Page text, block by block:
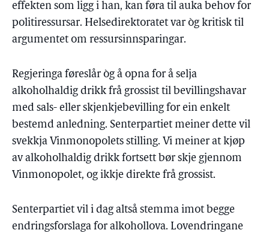
effekten som ligg i han, kan føra til auka behov for
politiressursar. Helsedirektoratet var òg kritisk til
argumentet om ressursinnsparingar.
Regjeringa føreslår òg å opna for å selja
alkoholhaldig drikk frå grossist til bevillingshavar
med sals- eller skjenkjebevilling for ein enkelt
bestemd anledning. Senterpartiet meiner dette vil
svekkja Vinmonopolets stilling. Vi meiner at kjøp
av alkoholhaldig drikk fortsett bør skje gjennom
Vinmonopolet, og ikkje direkte frå grossist.
Senterpartiet vil i dag altså stemma imot begge
endringsforslaga for alkohollova. Lovendringane